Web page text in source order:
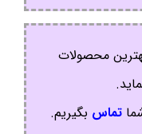
محصولات
شماتماس بگیریم.